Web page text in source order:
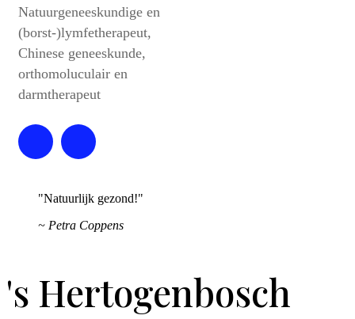
Natuurgeneeskundige en
(borst-)lymfetherapeut,
Chinese geneeskunde,
orthomoluculair en
darmtherapeut
"Natuurlijk gezond!"
~ Petra Coppens
's Hertogenbosch